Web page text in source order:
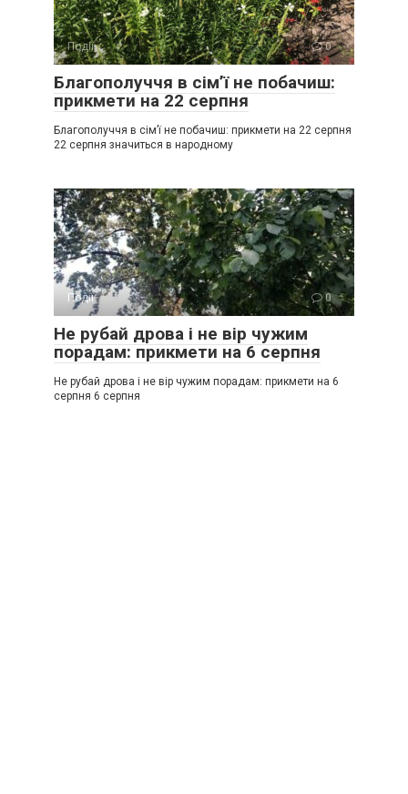
Події 0
Благополуччя в сім’ї не побачиш:
прикмети на 22 серпня
Благополуччя в сім’ї не побачиш: прикмети на 22 серпня
22 серпня значиться в народному
Події 0
Не рубай дрова і не вір чужим
порадам: прикмети на 6 серпня
Не рубай дрова і не вір чужим порадам: прикмети на 6
серпня 6 серпня